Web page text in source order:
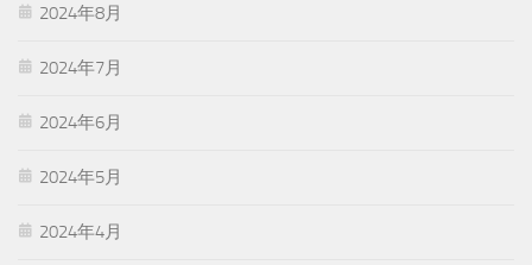
2024年8月
2024年7月
2024年6月
2024年5月
2024年4月